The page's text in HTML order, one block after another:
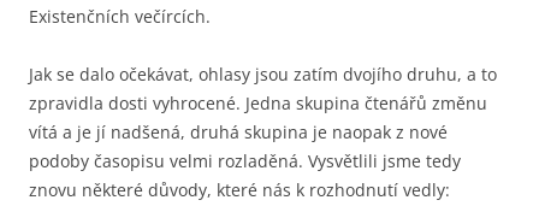
Existenčních večírcích.
Jak se dalo očekávat, ohlasy jsou zatím dvojího druhu, a to
zpravidla dosti vyhrocené. Jedna skupina čtenářů změnu
vítá a je jí nadšená, druhá skupina je naopak z nové
podoby časopisu velmi rozladěná. Vysvětlili jsme tedy
znovu některé důvody, které nás k rozhodnutí vedly: